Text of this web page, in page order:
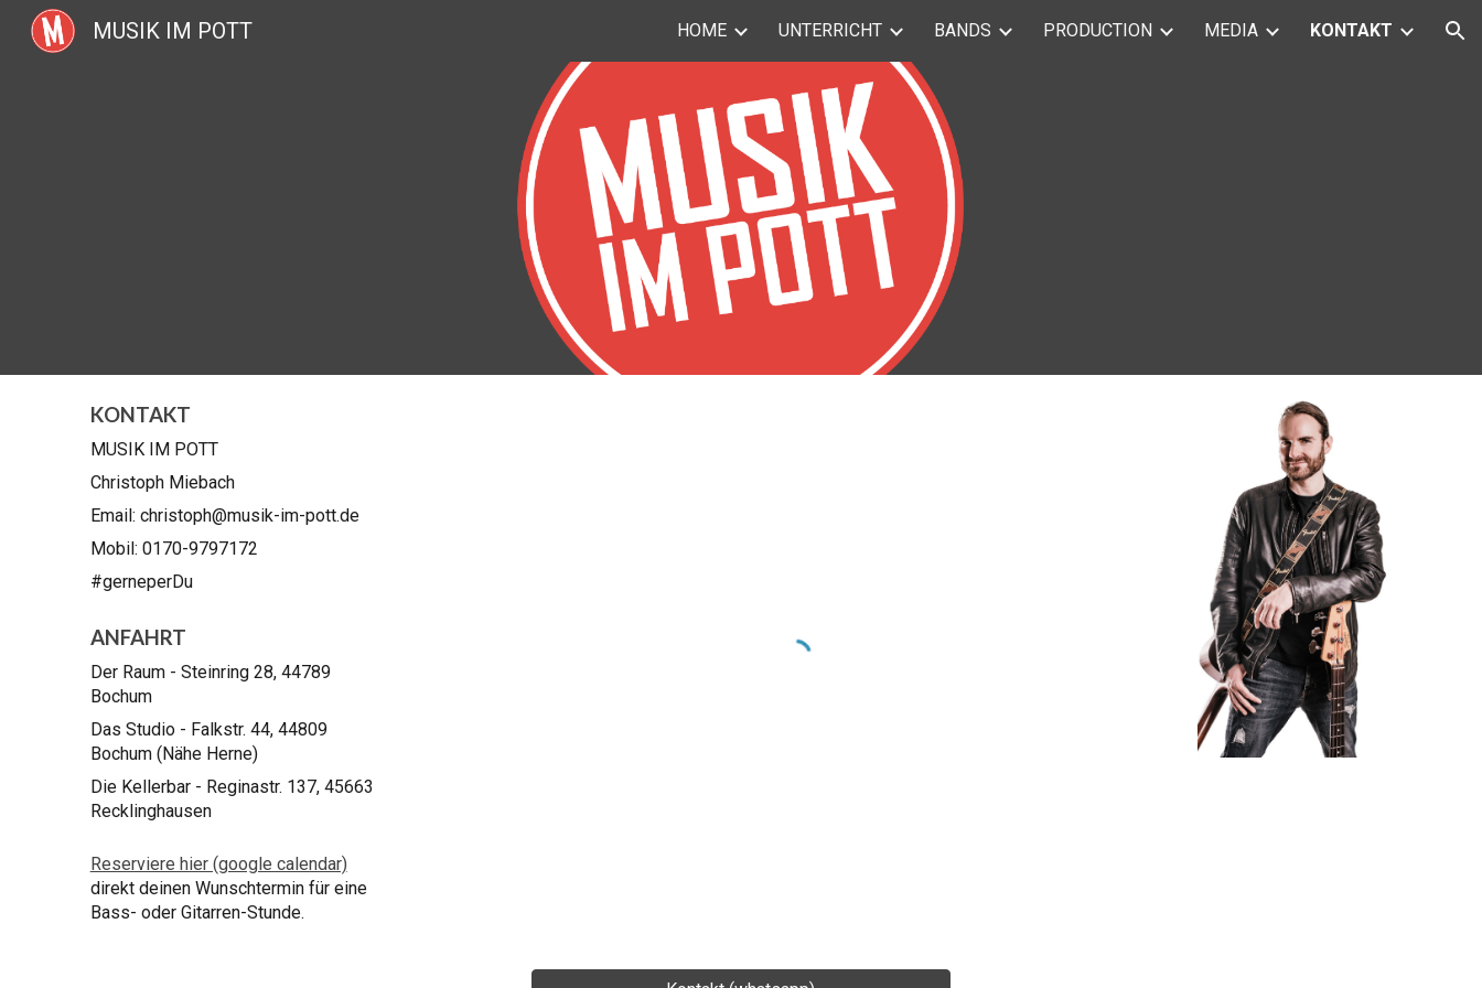
Skip to navigation
MUSIK IM POTT HOME UNTERRICHT BANDS PRODUCTION MEDIA KONTAKT
KONTAKT
MUSIK IM POTT
Christoph Miebach
Email: christoph@musik-im-pott.de
Mobil: 0170-9797172
#gerneperDu
ANFAHRT
Der Raum - Steinring 28, 44789
Bochum
Das Studio - Falkstr. 44, 44809
Bochum (Nähe Herne)
Die Kellerbar - Reginastr. 137, 45663
Recklinghausen
Reserviere hier (google calendar)
direkt deinen Wunschtermin für eine
Bass- oder Gitarren-Stunde.